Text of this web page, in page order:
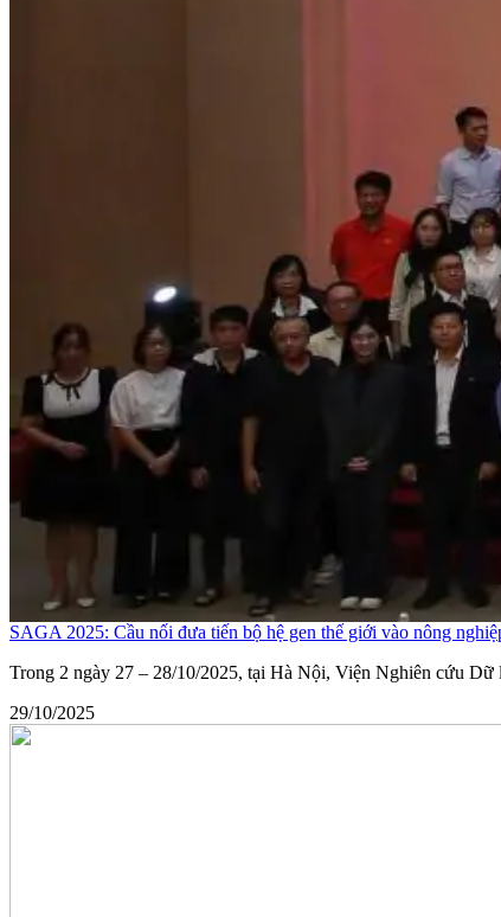
SAGA 2025: Cầu nối đưa tiến bộ hệ gen thế giới vào nông
Trong 2 ngày 27 – 28/10/2025, tại Hà Nội, Viện Nghiên cứu
29/10/2025